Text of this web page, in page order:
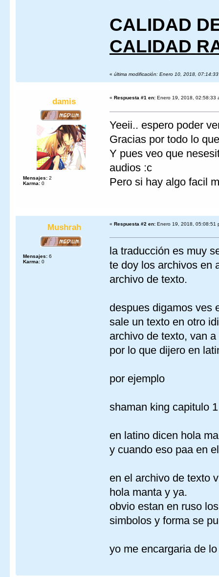
CALIDAD
CALIDAD
« última modificación: Enero 10, 2018,
damis
Mensajes: 2
Karma: 0
« Respuesta #1 en: Enero 19, 2018, 02:58:33
Yeeii.. espero poder
Gracias por todo lo
Y pues veo que
audios :c
Pero si hay algo facil
Mushrah
Mensajes: 6
Karma: 0
« Respuesta #2 en: Enero 19, 2018, 05:08:51
la traducción es muy
te doy los archivos en
archivo de texto.
despues digamos ves
sale un texto en otro
archivo de texto, van
por lo que dijero en
por ejemplo
shaman king capitulo 1
en latino dicen hola
y cuando eso paa en
en el archivo de texto
hola manta y ya.
obvio estan en ruso
simbolos y forma se
yo me encargaria de